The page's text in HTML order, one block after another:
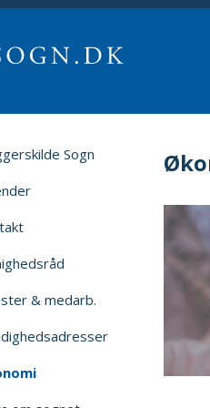
Sogn
& medarb.